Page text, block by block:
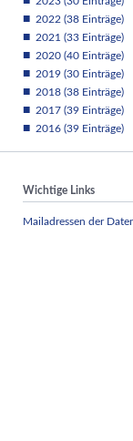
2022 (38 Einträge)
2021 (33 Einträge)
2020 (40 Einträge)
2019 (30 Einträge)
2018 (38 Einträge)
2017 (39 Einträge)
2016 (39 Einträge)
Wichtige Links
Mailadressen der